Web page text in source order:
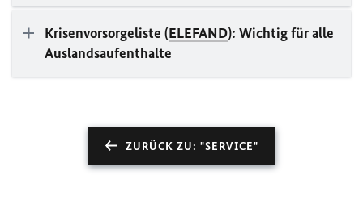
Krisenvorsorgeliste (ELEFAND): Wichtig für alle
Auslandsaufenthalte
ZURÜCK ZU: "SERVICE"